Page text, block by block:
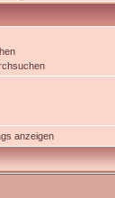
anzeigen